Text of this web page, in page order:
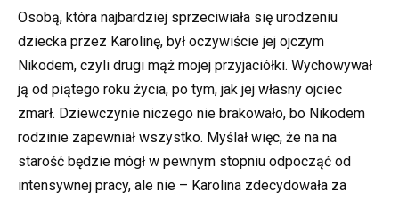
Osobą, która najbardziej sprzeciwiała się urodzeniu
dziecka przez Karolinę, był oczywiście jej ojczym
Nikodem, czyli drugi mąż mojej przyjaciółki. Wychowywał
ją od piątego roku życia, po tym, jak jej własny ojciec
zmarł. Dziewczynie niczego nie brakowało, bo Nikodem
rodzinie zapewniał wszystko. Myślał więc, że na na
starość będzie mógł w pewnym stopniu odpocząć od
intensywnej pracy, ale nie – Karolina zdecydowała za